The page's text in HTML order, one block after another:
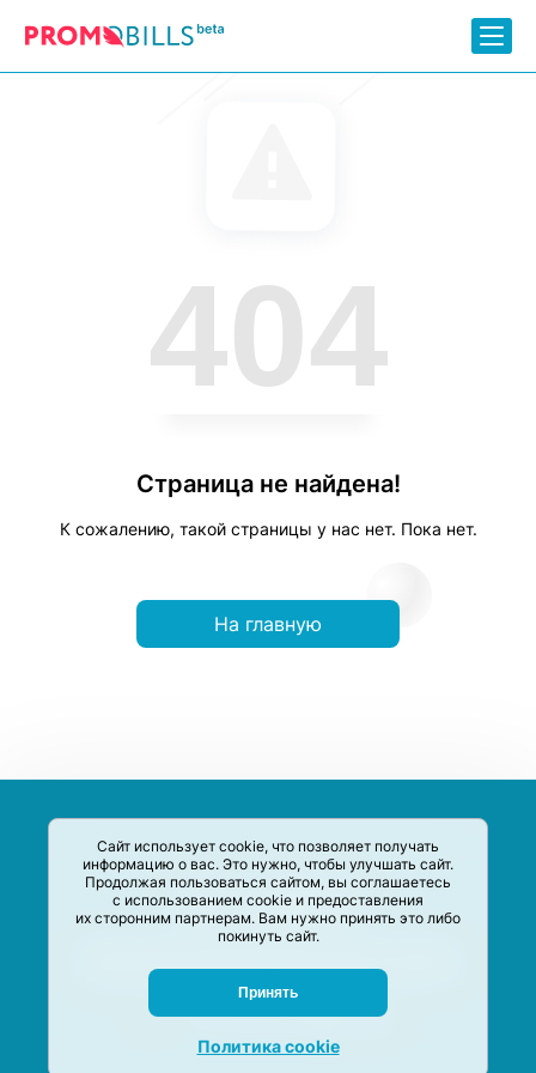
Сайт использует cookie, что позволяет получать
информацию о вас. Это нужно, чтобы улучшать сайт.
Продолжая пользоваться сайтом, вы соглашаетесь
с использованием cookie и предоставления
их сторонним партнерам. Вам нужно принять это либо
покинуть сайт.
Принять
Политика cookie
404
Страница не найдена!
К сожалению, такой страницы у нас нет. Пока нет.
На главную
систематизации акций и скидок на товары и услуги в РФ
Задать вопрос
© M-Social production 2020 –2026